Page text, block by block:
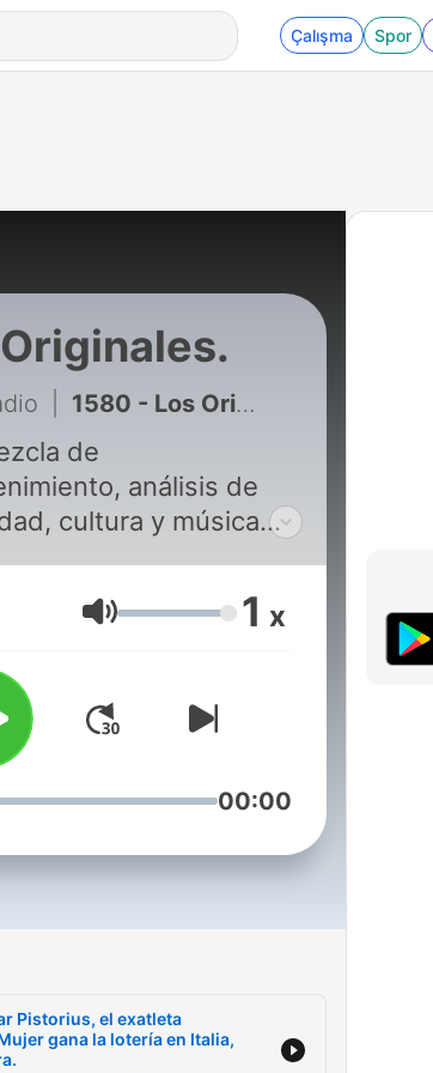
Çalışma Spor
1580 - Los Originales: 1. La libertad de Oscar Pistorius, el exatleta paralímpico que mató a su novia. 2.Mujer gana la lotería en Italia, pero había tirado el billete a la basura.
de
análisis de
cultura y música
Ses 1 x
00:00
Pistorius, el exatleta
gana la lotería en Italia,